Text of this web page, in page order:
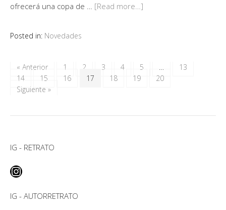
ofrecerá una copa de … [Read more…]
Posted in: Novedades
« Anterior 1 2 3 4 5 …
13
14
15 16 17 18 19
20
Siguiente »
IG - RETRATO
Instagram
IG - AUTORRETRATO